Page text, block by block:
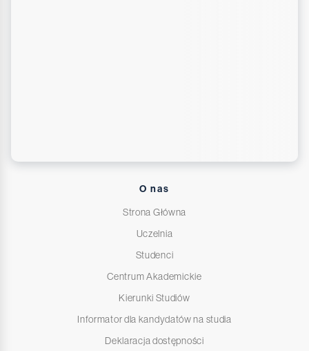
O nas
Strona Główna
Uczelnia
Studenci
Centrum Akademickie
Kierunki Studiów
Informator dla kandydatów na studia
Deklaracja dostępności